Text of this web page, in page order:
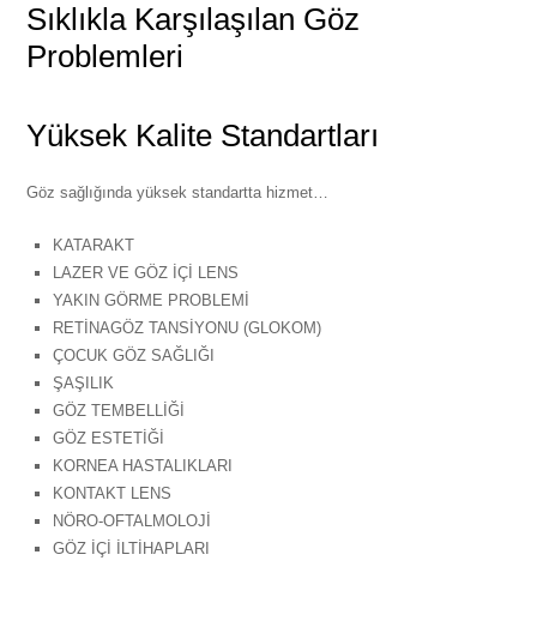
Sıklıkla Karşılaşılan Göz
Problemleri
Yüksek Kalite Standartları
Göz sağlığında yüksek standartta hizmet…
KATARAKT
LAZER VE GÖZ İÇİ LENS
YAKIN GÖRME PROBLEMİ
RETİNAGÖZ TANSİYONU (GLOKOM)
ÇOCUK GÖZ SAĞLIĞI
ŞAŞILIK
GÖZ TEMBELLİĞİ
GÖZ ESTETİĞİ
KORNEA HASTALIKLARI
KONTAKT LENS
NÖRO-OFTALMOLOJİ
GÖZ İÇİ İLTİHAPLARI